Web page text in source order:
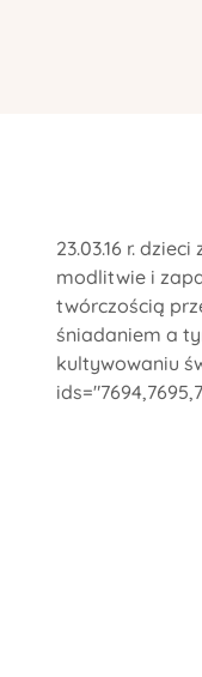
23.03.16 r.
modlitwie i
twórczością
śniadaniem a
kultywowaniu